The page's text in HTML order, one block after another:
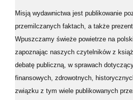
Misją wydawnictwa jest publikowanie
przemilczanych faktach, a także
Wpuszczamy świeże powietrze na
zapoznając naszych czytelników z
debatę publiczną, w sprawach
finansowych, zdrowotnych,
związku z tym wiele publikowanych